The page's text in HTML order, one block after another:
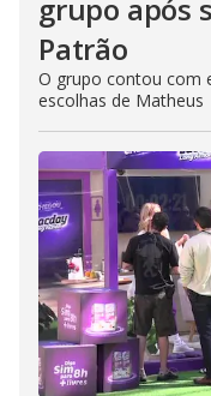
grupo após
Patrão
O grupo contou com
escolhas de Matheus